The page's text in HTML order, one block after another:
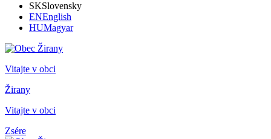
SKSlovensky
ENEnglish
HUMagyar
Vitajte v obci
Žirany
Vitajte v obci
Zsére